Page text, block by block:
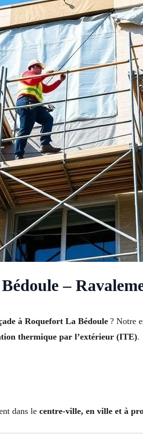
–
à Roquefort La Bédoule ? Notre
thermique par l’extérieur (ITE).
dans le centre-ville, en ville et à